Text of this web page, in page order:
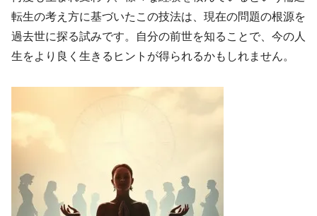
転生の考え方に基づいたこの技法は、現在の問題の根源を
過去世に探る試みです。自分の前世を知ることで、今の人
生をより良く生きるヒントが得られるかもしれません。